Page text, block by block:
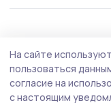
На сайте
пользоваться
согласие на
с настоящим